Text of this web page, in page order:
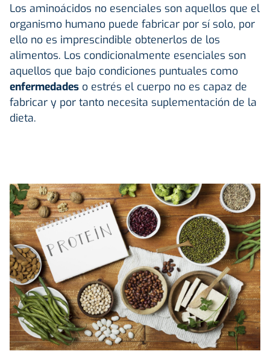
Los aminoácidos no esenciales son aquellos que el
organismo humano puede fabricar por sí solo, por
ello no es imprescindible obtenerlos de los
alimentos. Los condicionalmente esenciales son
aquellos que bajo condiciones puntuales como
enfermedades o estrés el cuerpo no es capaz de
fabricar y por tanto necesita suplementación de la
dieta.